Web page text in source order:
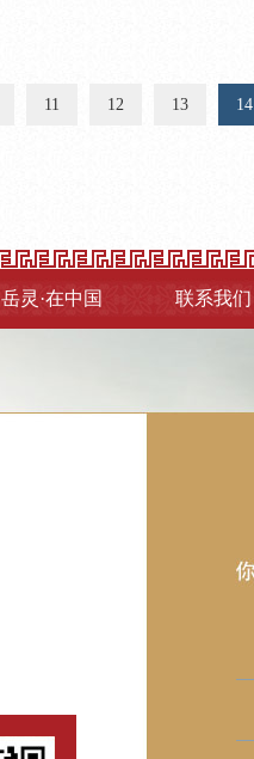
11 12 13 14
岳灵·在中国 联系我们